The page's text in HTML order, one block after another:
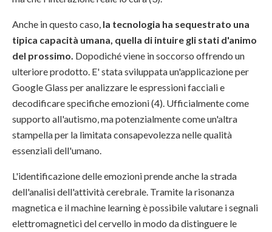
Anche in questo caso, la tecnologia ha sequestrato una
tipica capacità umana, quella di intuire gli stati d'animo
del prossimo. Dopodiché viene in soccorso offrendo un
ulteriore prodotto. E' stata sviluppata un'applicazione per
Google Glass per analizzare le espressioni facciali e
decodificare specifiche emozioni (4). Ufficialmente come
supporto all'autismo, ma potenzialmente come un'altra
stampella per la limitata consapevolezza nelle qualità
essenziali dell'umano.
L'identificazione delle emozioni prende anche la strada
dell'analisi dell'attività cerebrale. Tramite la risonanza
magnetica e il machine learning è possibile valutare i segnali
elettromagnetici del cervello in modo da distinguere le